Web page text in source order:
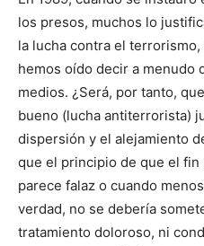
los presos, muchos lo
la lucha contra el
hemos oído decir a menudo
medios. ¿Será, por tanto,
bueno (lucha antiterrorista)
dispersión y el alejamiento
que el principio de que el
parece falaz o cuando
verdad, no se debería
tratamiento doloroso, ni